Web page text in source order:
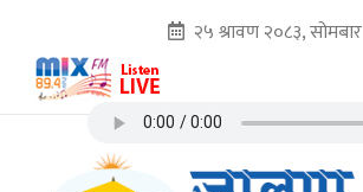
२५ श्रावण २०८३, सोमबार